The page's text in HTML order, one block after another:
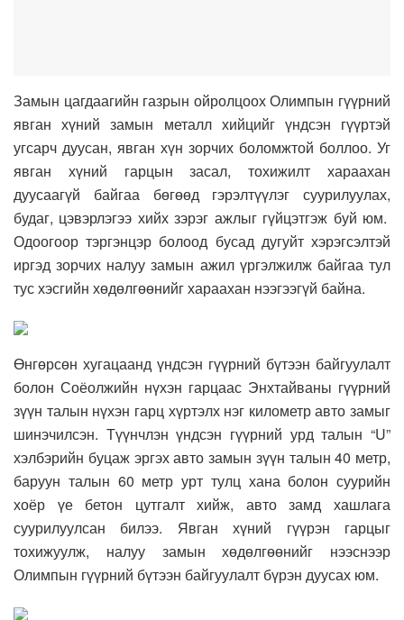
Замын цагдаагийн газрын ойролцоох Олимпын гүүрний
явган хүний замын металл хийцийг үндсэн гүүртэй
угсарч дуусан, явган хүн зорчих боломжтой боллоо. Уг
явган хүний гарцын засал, тохижилт хараахан
дуусаагүй байгаа бөгөөд гэрэлтүүлэг суурилуулах,
будаг, цэвэрлэгээ хийх зэрэг ажлыг гүйцэтгэж буй юм.
Одоогоор тэргэнцэр болоод бусад дугуйт хэрэгсэлтэй
иргэд зорчих налуу замын ажил үргэлжилж байгаа тул
тус хэсгийн хөдөлгөөнийг хараахан нээгээгүй байна.
Өнгөрсөн хугацаанд үндсэн гүүрний бүтээн байгуулалт
болон Соёолжийн нүхэн гарцаас Энхтайваны гүүрний
зүүн талын нүхэн гарц хүртэлх нэг километр авто замыг
шинэчилсэн. Түүнчлэн үндсэн гүүрний урд талын “U”
хэлбэрийн буцаж эргэх авто замын зүүн талын 40 метр,
баруун талын 60 метр урт тулц хана болон суурийн
хоёр үе бетон цутгалт хийж, авто замд хашлага
суурилуулсан билээ. Явган хүний гүүрэн гарцыг
тохижуулж, налуу замын хөдөлгөөнийг нээснээр
Олимпын гүүрний бүтээн байгуулалт бүрэн дуусах юм.